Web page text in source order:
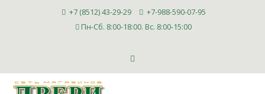
+7 (8512) 43-29-29
+7-988-590-07-95
Пн-Сб. 8:00-18:00. Вс. 8:00-15:00